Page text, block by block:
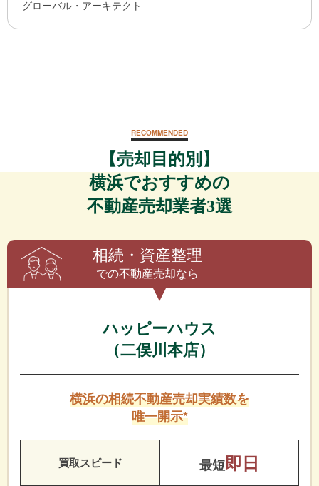
グローバル・アーキテクト
RECOMMENDED
【売却目的別】
横浜でおすすめの
不動産売却業者3選
相続・資産整理
での不動産売却なら
ハッピーハウス
（二俣川本店）
横浜の相続不動産売却実績数を
唯一開示*
買取スピード 最短即日